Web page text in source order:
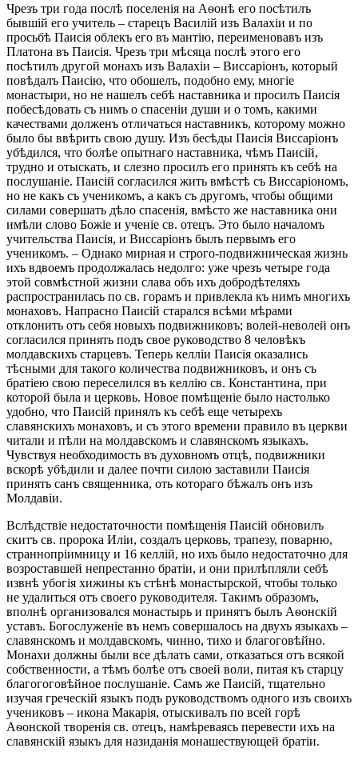
Чрезъ три года послѣ поселенія на Аѳонѣ его посѣтилъ
бывшій его учитель – старецъ Василій изъ Валахіи и по
просьбѣ Паисія облекъ его въ мантію, переименовавъ изъ
Платона въ Паисія. Чрезъ три мѣсяца послѣ этого его
посѣтилъ другой монахъ изъ Валахіи – Виссаріонъ, который
повѣдалъ Паисію, что обошелъ, подобно ему, многіе
монастыри, но не нашелъ себѣ наставника и просилъ Паисія
побесѣдовать съ нимъ о спасеніи души и о томъ, какими
качествами долженъ отличаться наставникъ, которому можно
было бы ввѣрить свою душу. Изъ бесѣды Паисія Виссаріонъ
убѣдился, что болѣе опытнаго наставника, чѣмъ Паисій,
трудно и отыскать, и слезно просилъ его принять къ себѣ на
послушаніе. Паисій согласился жить вмѣстѣ съ Виссаріономъ,
но не какъ съ ученикомъ, а какъ съ другомъ, чтобы общими
силами совершать дѣло спасенія, вмѣсто же наставника они
имѣли слово Божіе и ученіе св. отецъ. Это было началомъ
учительства Паисія, и Виссаріонъ былъ первымъ его
ученикомъ. – Однако мирная и строго-подвижническая жизнь
ихъ вдвоемъ продолжалась недолго: уже чрезъ четыре года
этой совмѣстной жизни слава объ ихъ добродѣтеляхъ
распространилась по св. горамъ и привлекла къ нимъ многихъ
монаховъ. Напрасно Паисій старался всѣми мѣрами
отклонить отъ себя новыхъ подвижниковъ; волей-неволей онъ
согласился принять подъ свое руководство 8 человѣкъ
молдавскихъ старцевъ. Теперь келліи Паисія оказались
тѣсными для такого количества подвижниковъ, и онъ съ
братіею свою переселился въ келлію св. Константина, при
которой была и церковь. Новое помѣщеніе было настолько
удобно, что Паисій принялъ къ себѣ еще четырехъ
славянскихъ монаховъ, и съ этого времени правило въ церкви
читали и пѣли на молдавскомъ и славянскомъ языкахъ.
Чувствуя необходимость въ духовномъ отцѣ, подвижники
вскорѣ убѣдили и далее почти силою заставили Паисія
принять санъ священника, оть котораго бѣжалъ онъ изъ
Молдавіи.
Вслѣдствіе недостаточности помѣщенія Паисій обновилъ
скитъ св. пророка Иліи, создалъ церковь, трапезу, поварню,
страннопріимницу и 16 келлій, но ихъ было недостаточно для
возроставшей непрестанно братіи, и они прилѣпляли себѣ
извнѣ убогія хижины къ стѣнѣ монастырской, чтобы только
не удалиться отъ своего руководителя. Такимъ образомъ,
вполнѣ организовался монастырь и принятъ былъ Аѳонскій
уставъ. Богослуженіе въ немъ совершалось на двухъ языкахъ –
славянскомъ и молдавскомъ, чинно, тихо и благоговѣйно.
Монахи должны были все дѣлать сами, отказаться отъ всякой
собственности, а тѣмъ болѣе отъ своей воли, питая къ старцу
благогоговѣйное послушаніе. Самъ же Паисій, тщательно
изучая греческій языкъ подъ руководствомъ одного изъ своихъ
учениковъ – икона Макарія, отыскивалъ по всей горѣ
Аѳонской творенія св. отецъ, намѣреваясь перевести ихъ на
славянскій языкъ для назиданія монашествующей братіи.